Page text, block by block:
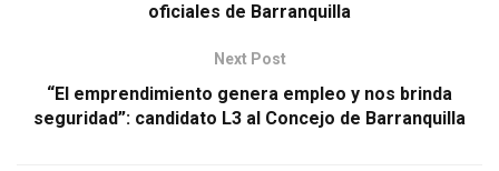
oficiales de Barranquilla
Next Post
“El emprendimiento genera empleo y nos brinda
seguridad”: candidato L3 al Concejo de Barranquilla